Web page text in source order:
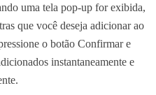
uma tela pop-up for exibida,
que você deseja adicionar ao
o botão Confirmar e
instantaneamente e